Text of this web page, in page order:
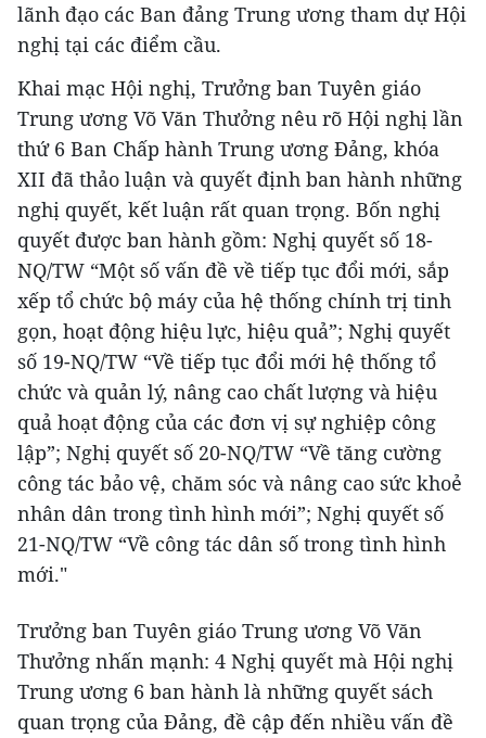
lãnh đạo các Ban đảng Trung ương tham dự Hội
nghị tại các điểm cầu.
Khai mạc Hội nghị, Trưởng ban Tuyên giáo
Trung ương Võ Văn Thưởng nêu rõ Hội nghị lần
thứ 6 Ban Chấp hành Trung ương Đảng, khóa
XII đã thảo luận và quyết định ban hành những
nghị quyết, kết luận rất quan trọng. Bốn nghị
quyết được ban hành gồm: Nghị quyết số 18-
NQ/TW “Một số vấn đề về tiếp tục đổi mới, sắp
xếp tổ chức bộ máy của hệ thống chính trị tinh
gọn, hoạt động hiệu lực, hiệu quả”; Nghị quyết
số 19-NQ/TW “Về tiếp tục đổi mới hệ thống tổ
chức và quản lý, nâng cao chất lượng và hiệu
quả hoạt động của các đơn vị sự nghiệp công
lập”; Nghị quyết số 20-NQ/TW “Về tăng cường
công tác bảo vệ, chăm sóc và nâng cao sức khoẻ
nhân dân trong tình hình mới”; Nghị quyết số
21-NQ/TW “Về công tác dân số trong tình hình
mới."
Trưởng ban Tuyên giáo Trung ương Võ Văn
Thưởng nhấn mạnh: 4 Nghị quyết mà Hội nghị
Trung ương 6 ban hành là những quyết sách
quan trọng của Đảng, đề cập đến nhiều vấn đề